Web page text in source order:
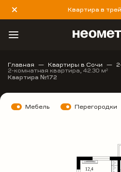
Квартира в
8 800 777
Главная Квартиры в Сочи
2-комнатная квартира, 42.30 м2
Квартира №172
Мебель Перегородки